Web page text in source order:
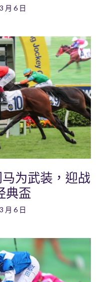
月 6 日
为武装，迎战
典盃
月 6 日